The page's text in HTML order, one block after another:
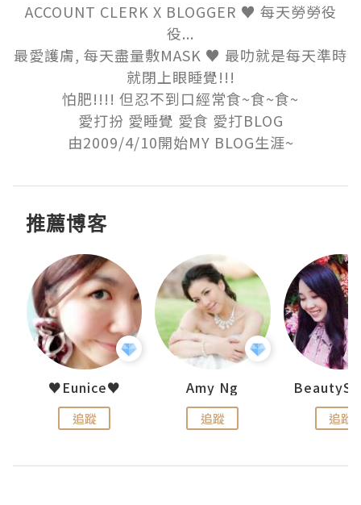
ACCOUNT CLERK X BLOGGER ♥ 每天勞勞役
役...
最愛護膚, 每天盡量敷MASK ♥ 最叻就是每天準時
就閉上眼睡覺!!!
怕肥!!!! 但忍不到口經常食~食~食~
愛打扮 愛睡覺 愛食 愛打BLOG
由2009/4/10開始MY BLOG生涯~
推薦博客
♥Eunice♥
追蹤
Amy Ng
追蹤 追蹤